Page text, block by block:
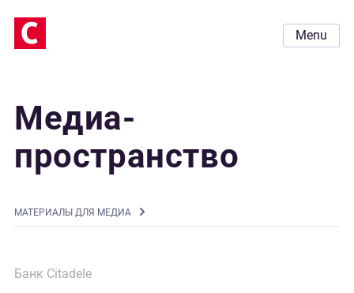
Menu
Медиа-
пространство
MАТЕРИАЛЫ ДЛЯ МЕДИА
Банк Citadele